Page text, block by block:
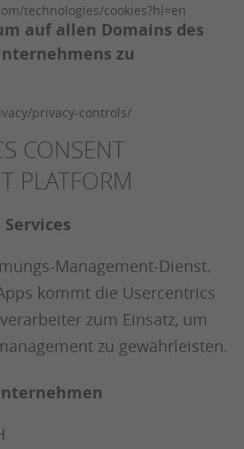
technologies/cookies?hl=en
auf allen Domains des
zu
privacy-controls/
CONSENT
PLATFORM
Management-Dienst.
kommt die Usercentrics
zum Einsatz, um
zu gewährleisten.